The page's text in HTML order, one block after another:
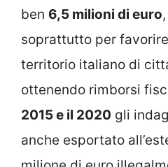
ben 6,5 milioni di euro
soprattutto per favorire
territorio italiano di
ottenendo rimborsi
2015 e il 2020 gli
anche esportato